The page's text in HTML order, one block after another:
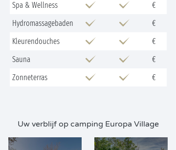
Spa & Wellness
€
Hydromassagebaden
€
Kleurendouches
€
Sauna
€
Zonneterras
€
Uw verblijf op camping Europa Village